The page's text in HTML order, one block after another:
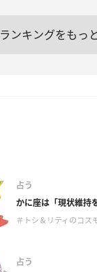
ランキングをもっ
占う
かに座は「現状維持
＃トシ＆リティのコス
占う